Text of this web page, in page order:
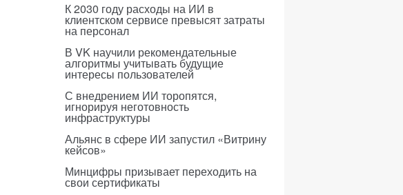
К 2030 году расходы на ИИ в
клиентском сервисе превысят затраты
на персонал
В VK научили рекомендательные
алгоритмы учитывать будущие
интересы пользователей
С внедрением ИИ торопятся,
игнорируя неготовность
инфраструктуры
Альянс в сфере ИИ запустил «Витрину
кейсов»
Минцифры призывает переходить на
свои сертификаты